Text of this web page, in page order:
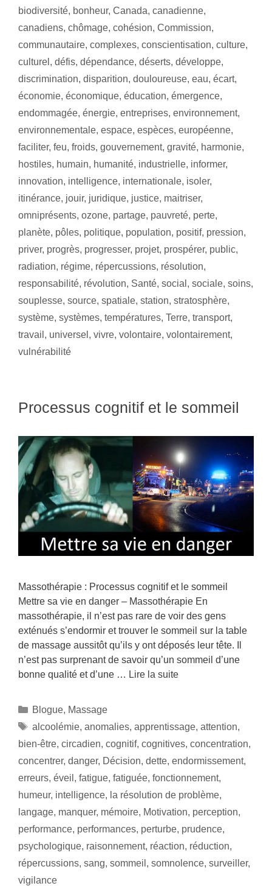
biodiversité, bonheur, Canada, canadienne,
canadiens, chômage, cohésion, Commission,
communautaire, complexes, conscientisation, culture,
culturel , défis, dépendance, déserts, développe,
discrimination, disparition, douloureuse, eau, écart,
économie, économique, éducation, émergence,
endommagée, énergie, entreprises, environnement,
environnementale, espace, espèces, européenne,
faciliter, feu, froids, gouvernement, gravité, harmonie,
hostiles, humain, humanité, industrielle, informer,
innovation, intelligence, internationale, isoler,
itinérance, jouir, juridique, justice, maitriser,
omniprésents, ozone, partage, pauvreté, perte,
planète, pôles, politique, population, positif, pression,
priver, progrès, progresser, projet, prospérer, public,
radiation, régime, répercussions, résolution,
responsabilité, révolution, Santé, social , sociale, soins,
souplesse, source, spatiale, station, stratosphère,
système, systèmes, températures, Terre, transport,
travail , universel , vivre, volontaire, volontairement,
vulnérabilité
Processus cognitif et le sommeil
Massothérapie : Processus cognitif et le sommeil
Mettre sa vie en danger – Massothérapie En
massothérapie, il n’est pas rare de voir des gens
exténués s’endormir et trouver le sommeil sur la table
de massage aussitôt qu’ils y ont déposés leur tête. Il
n’est pas surprenant de savoir qu’un sommeil d’une
bonne qualité et d’une … Lire la suite
Blogue, Massage
alcoolémie, anomalies, apprentissage, attention,
bien-être, circadien, cognitif, cognitives, concentration,
concentrer, danger, Décision, dette, endormissement,
erreurs, éveil , fatigue, fatiguée, fonctionnement,
humeur, intelligence, la résolution de problème,
langage, manquer, mémoire, Motivation, perception,
performance, performances, perturbe, prudence,
psychologique, raisonnement, réaction, réduction,
répercussions, sang, sommeil , somnolence, surveiller,
vigilance